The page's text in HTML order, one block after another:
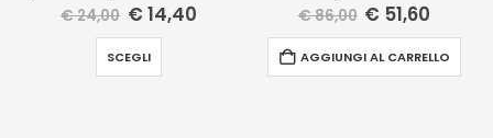
€24,00 € 14,40
SCEGLI
€86,00 € 51,60
AGGIUNGI AL CARRELLO